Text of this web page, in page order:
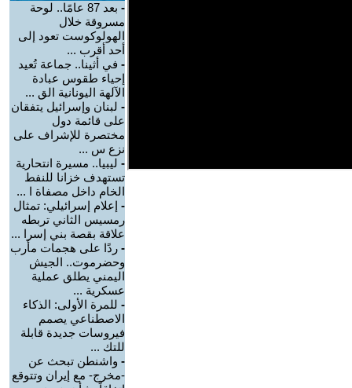
-
بعد 87 عامًا.. لوحة
مسروقة خلال
الهولوكوست تعود إلى
أحد أقرب ...
- في أثينا.. جماعة تُعيد
إحياء طقوس عبادة
الآلهة اليونانية الق ...
- لبنان وإسرائيل يتفقان
على قائمة دول
مختصرة للإشراف على
نزع س ...
- ليبيا.. مسيرة انتحارية
تستهدف خزانا للنفط
الخام داخل مصفاة ا ...
- إعلام إسرائيلي: تمثال
رمسيس الثاني تربطه
علاقة بقصة بني إسرا ...
- ردًا على هجمات مأرب
وحضرموت.. الجيش
اليمني يطلق عملية
عسكرية ...
- للمرة الأولى: الذكاء
الاصطناعي يصمم
فيروسات جديدة قابلة
للتك ...
- واشنطن تبحث عن
-مخرج- مع إيران وتتوقع